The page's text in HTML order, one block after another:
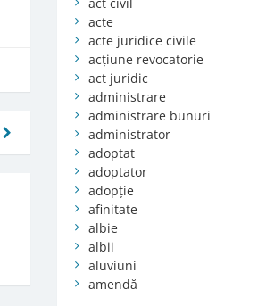
acte
acte juridice civile
acțiune revocatorie
act juridic
administrare
administrare bunuri
administrator
adoptat
adoptator
adopție
afinitate
albie
albii
aluviuni
amendă